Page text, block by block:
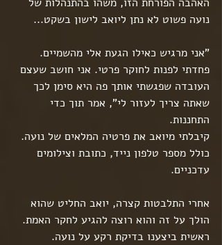
נועה פשוט לא נתן ליואב לישון בשקט...
"אני מרגיש כאילו הגעת אלי מהשמיים.
פחדתי לפנות לחוקר פרטי. אני חושב שעצם
העובדה שפגשתי אותך פה היא סימן לכך
שאתה צריך לעזור לי", אמר תוך כדי
התחננות.
קיבלתי מיואב את פרטיה המלאים של נועה.
כולל מספר טלפון נייד, כתובת וצילומים
עדכניים.
אחרי התלבטות קצרה, יואב החליט שהוא
הולך על זה והוא רוצה להגיע לחקר האמת.
ראשית ביצענו בדיקת רקע על נועה.